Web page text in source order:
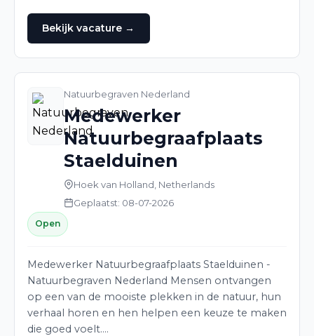
Bekijk vacature →
Natuurbegraven Nederland
Medewerker
Natuurbegraafplaats
Staelduinen
Hoek van Holland, Netherlands
Geplaatst: 08-07-2026
Open
Medewerker Natuurbegraafplaats Staelduinen -
Natuurbegraven Nederland Mensen ontvangen
op een van de mooiste plekken in de natuur, hun
verhaal horen en hen helpen een keuze te maken
die goed voelt.…